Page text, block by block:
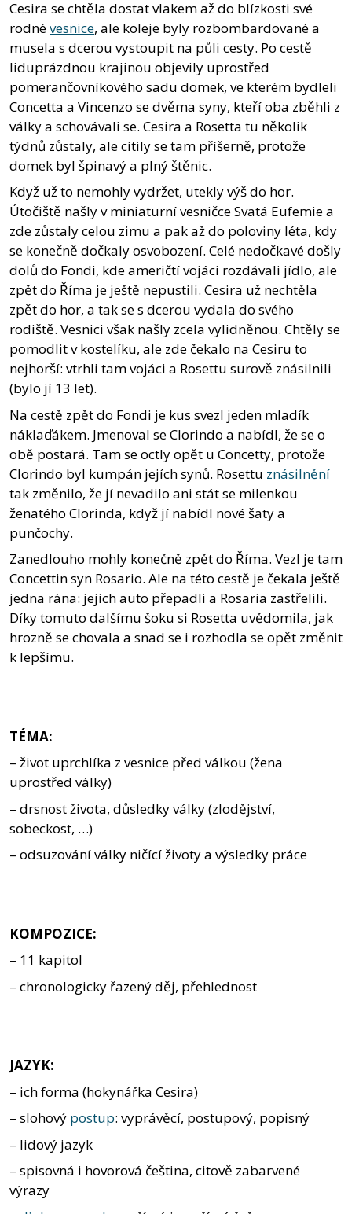
Cesira se chtěla dostat vlakem až do blízkosti své
rodnévesnice, ale koleje byly rozbombardované a
musela s dcerou vystoupit na půli cesty. Po cestě
liduprázdnou krajinou objevily uprostřed
pomerančovníkového sadu domek, ve kterém bydleli
Concetta a Vincenzo se dvěma syny, kteří oba zběhli z
války a schovávali se. Cesira a Rosetta tu několik
týdnů zůstaly, ale cítily se tam příšerně, protože
domek byl špinavý a plný štěnic.
Když už to nemohly vydržet, utekly výš do hor.
Útočiště našly v miniaturní vesničce Svatá Eufemie a
zde zůstaly celou zimu a pak až do poloviny léta, kdy
se konečně dočkaly osvobození. Celé nedočkavé došly
dolů do Fondi, kde američtí vojáci rozdávali jídlo, ale
zpět do Říma je ještě nepustili. Cesira už nechtěla
zpět do hor, a tak se s dcerou vydala do svého
rodiště. Vesnici však našly zcela vylidněnou. Chtěly se
pomodlit v kostelíku, ale zde čekalo na Cesiru to
nejhorší: vtrhli tam vojáci a Rosettu surově znásilnili
(bylo jí 13 let).
Na cestě zpět do Fondi je kus svezl jeden mladík
náklaďákem. Jmenoval se Clorindo a nabídl, že se o
obě postará. Tam se octly opět u Concetty, protože
Clorindo byl kumpán jejích synů. Rosettu znásilnění
tak změnilo, že jí nevadilo ani stát se milenkou
ženatého Clorinda, když jí nabídl nové šaty a
punčochy.
Zanedlouho mohly konečně zpět do Říma. Vezl je tam
Concettin syn Rosario. Ale na této cestě je čekala ještě
jedna rána: jejich auto přepadli a Rosaria zastřelili.
Díky tomuto dalšímu šoku si Rosetta uvědomila, jak
hrozně se chovala a snad se i rozhodla se opět změnit
k lepšímu.
TÉMA:
– život uprchlíka z vesnice před válkou (žena
uprostřed války)
– drsnost života, důsledky války (zlodějství,
sobeckost, …)
– odsuzování války ničící životy a výsledky práce
KOMPOZICE:
– 11 kapitol
– chronologicky řazený děj, přehlednost
JAZYK:
– ich forma (hokynářka Cesira)
– slohový postup: vyprávěcí, postupový, popisný
– lidový jazyk
– spisovná i hovorová čeština, citově zabarvené
výrazy